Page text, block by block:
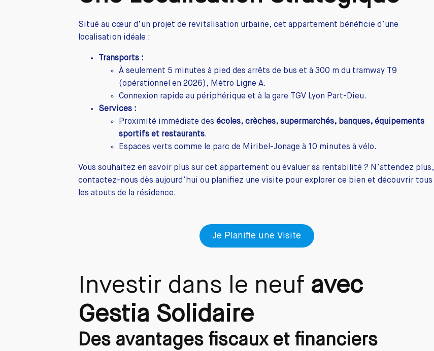
Situé au cœur d’un projet de revitalisation urbaine, cet appartement bénéficie d’une
localisation idéale :
Transports :
À seulement 5 minutes à pied des arrêts de bus et à 300 m du tramway T9
(opérationnel en 2026), Métro Ligne A.
Connexion rapide au périphérique et à la gare TGV Lyon Part-Dieu.
Services :
Proximité immédiate desécoles, crèches, supermarchés, banques, équipements
sportifs et restaurants.
Espaces verts comme le parc de Miribel-Jonage à 10 minutes à vélo.
Vous souhaitez en savoir plus sur cet appartement ou évaluer sa rentabilité ? N’attendez plus,
contactez-nous dès aujourd’hui ou planifiez une visite pour explorer ce bien et découvrir tous
les atouts de la résidence.
Je Planifie une Visite
Investir dans le neuf avec
Gestia Solidaire
Des avantages fiscaux et financiers